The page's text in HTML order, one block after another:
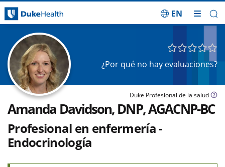
EN
¿Por qué no hay evaluaciones?
Duke Profesional de la salud
Amanda Davidson, DNP, AGACNP-BC
Profesional en enfermería -
Endocrinología